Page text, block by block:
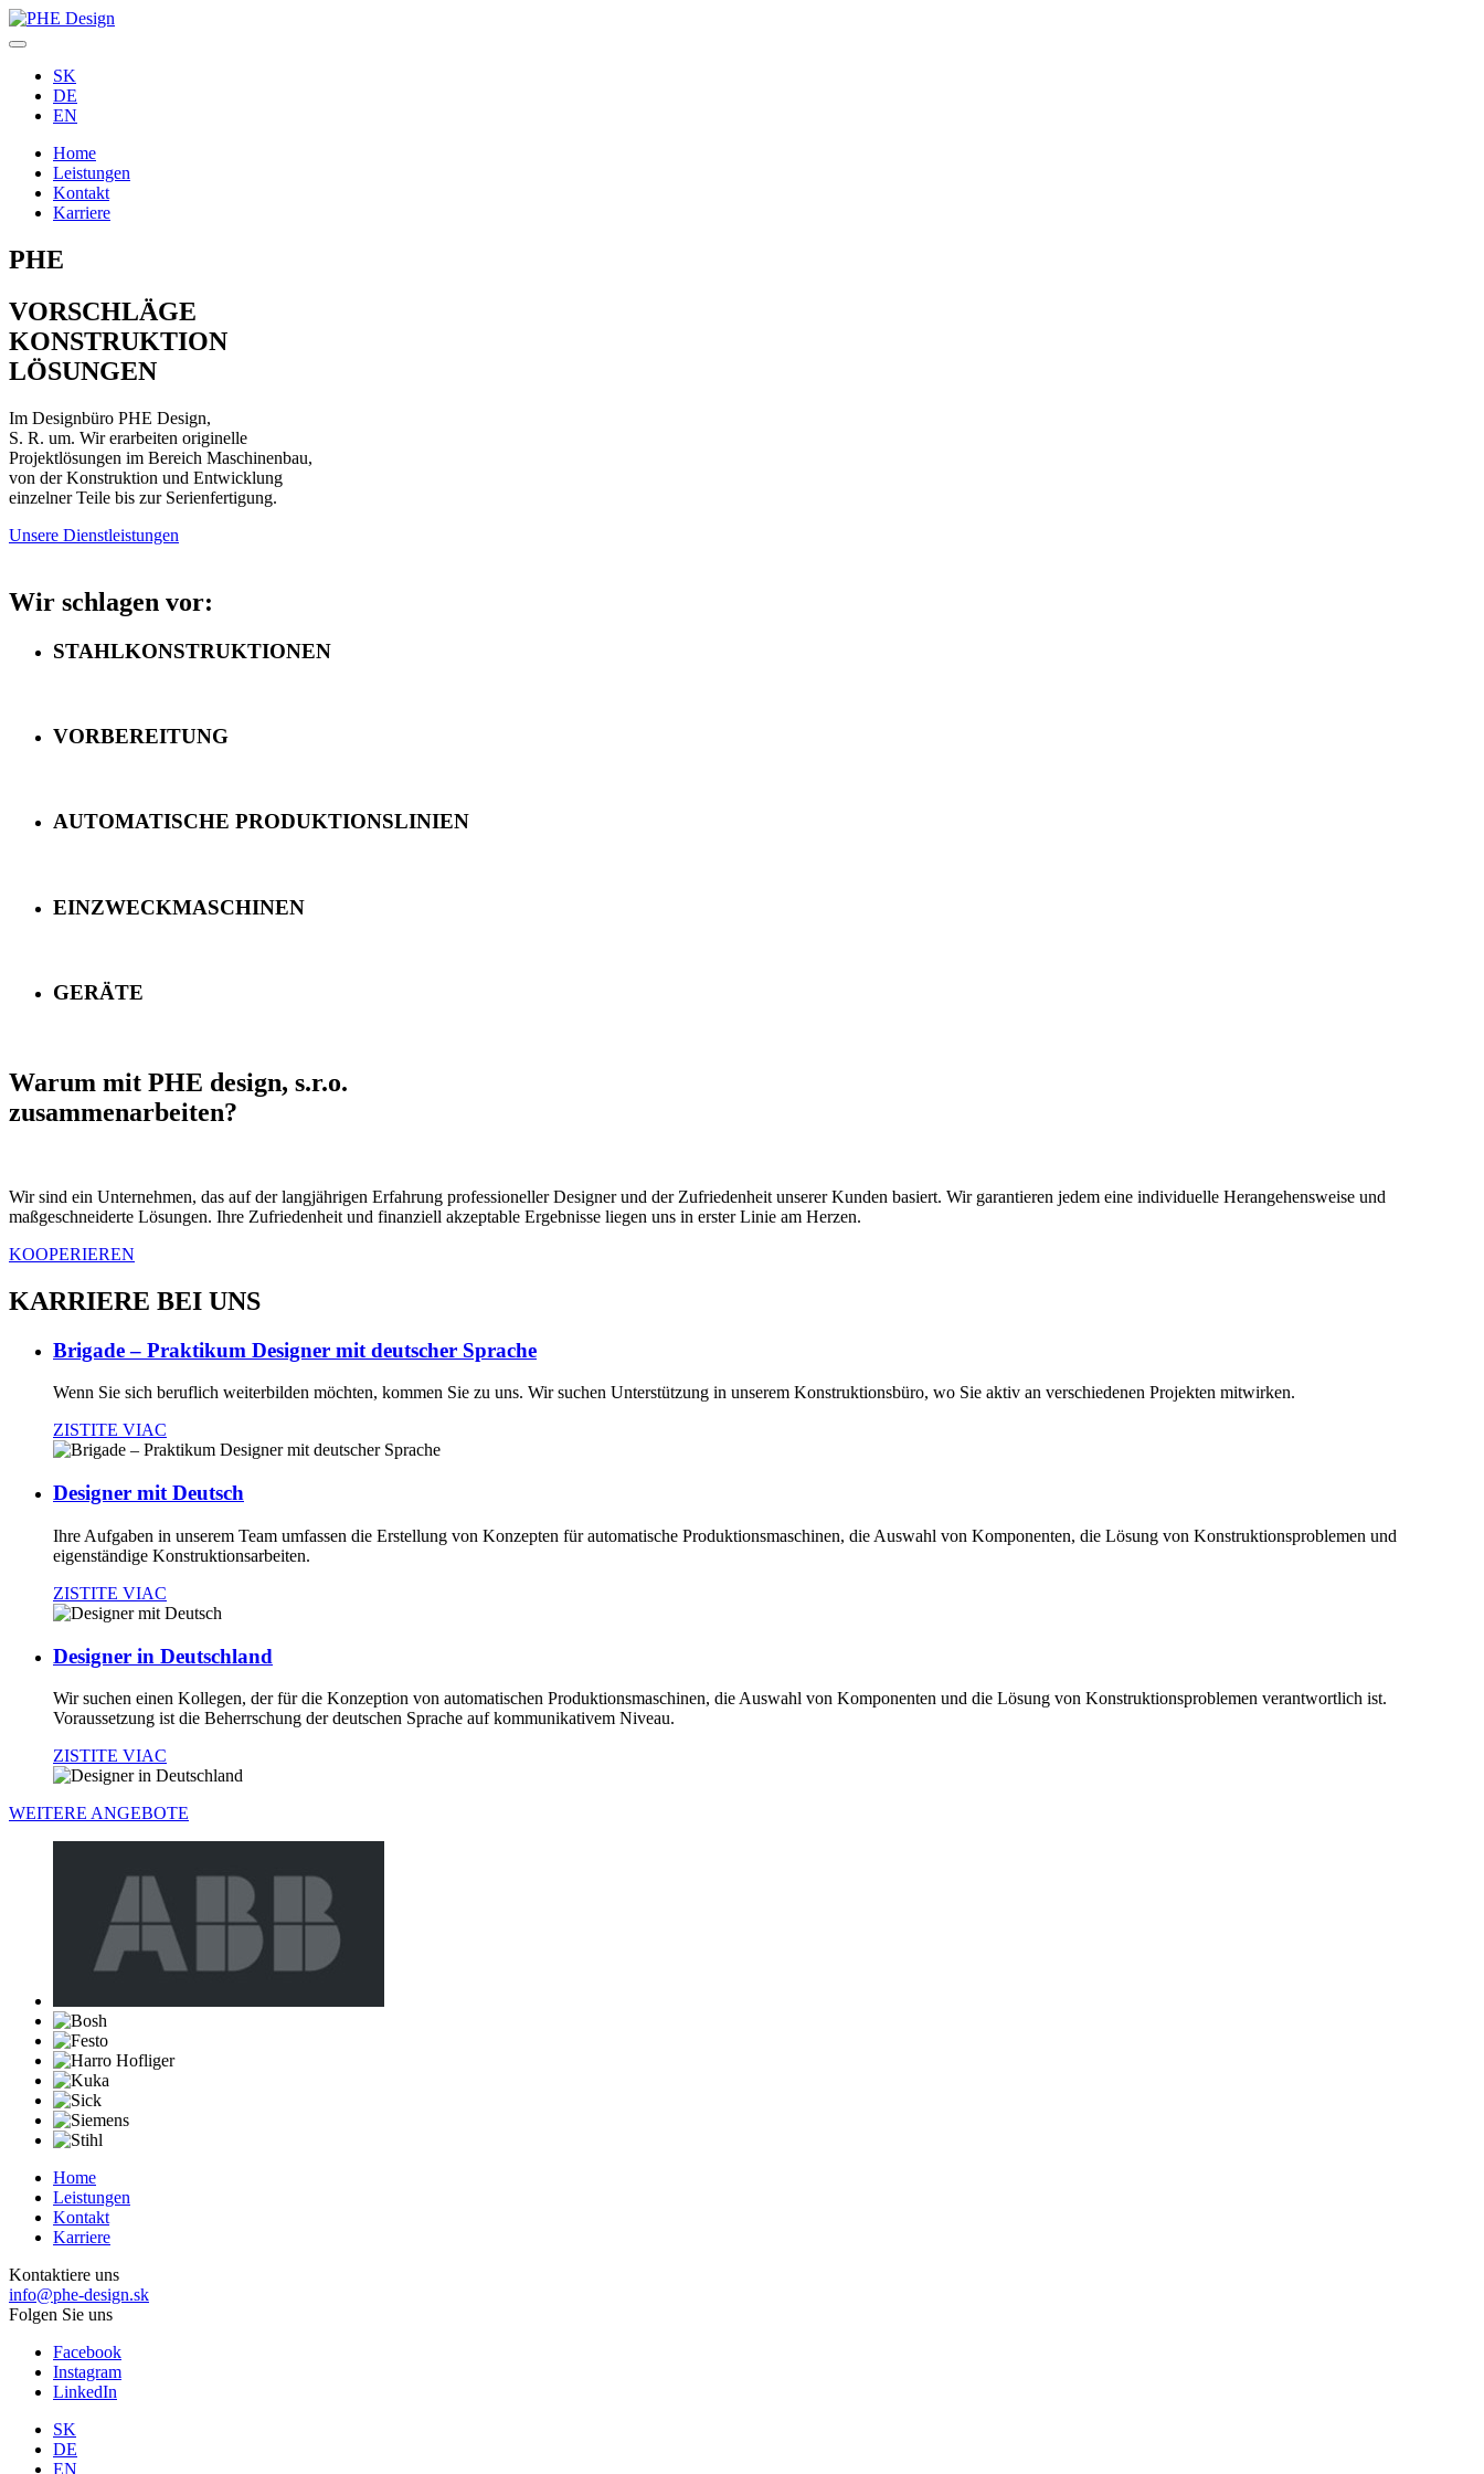
SK
DE
EN
Home
Leistungen
Kontakt
Karriere
PHE
VORSCHLÄGE
KONSTRUKTION
LÖSUNGEN
Im Designbüro PHE Design,
S. R. um. Wir erarbeiten originelle
Projektlösungen im Bereich Maschinenbau,
von der Konstruktion und Entwicklung
einzelner Teile bis zur Serienfertigung.
Unsere Dienstleistungen
Wir schlagen vor:
STAHLKONSTRUKTIONEN
VORBEREITUNG
AUTOMATISCHE PRODUKTIONSLINIEN
EINZWECKMASCHINEN
GERÄTE
Warum mit PHE design, s.r.o.
zusammenarbeiten?
Wir sind ein Unternehmen, das auf der langjährigen Erfahrung professioneller Designer und der Zufriedenheit unserer Kunden basiert. Wir garantieren jedem eine individuelle Herangehensweise und
maßgeschneiderte Lösungen. Ihre Zufriedenheit und finanziell akzeptable Ergebnisse liegen uns in erster Linie am Herzen.
KOOPERIEREN
KARRIERE BEI ​​UNS
Brigade – Praktikum Designer mit deutscher Sprache
Wenn Sie sich beruflich weiterbilden möchten, kommen Sie zu uns. Wir suchen Unterstützung in unserem Konstruktionsbüro, wo Sie aktiv an verschiedenen Projekten mitwirken.
ZISTITE VIAC
Designer mit Deutsch
Ihre Aufgaben in unserem Team umfassen die Erstellung von Konzepten für automatische Produktionsmaschinen, die Auswahl von Komponenten, die Lösung von Konstruktionsproblemen und
eigenständige Konstruktionsarbeiten.
ZISTITE VIAC
Designer in Deutschland
Wir suchen einen Kollegen, der für die Konzeption von automatischen Produktionsmaschinen, die Auswahl von Komponenten und die Lösung von Konstruktionsproblemen verantwortlich ist.
Voraussetzung ist die Beherrschung der deutschen Sprache auf kommunikativem Niveau.
ZISTITE VIAC
WEITERE ANGEBOTE
Home
Leistungen
Kontakt
Karriere
Kontaktiere uns
info@phe-design.sk
Folgen Sie uns
Facebook
Instagram
LinkedIn
SK
DE
EN